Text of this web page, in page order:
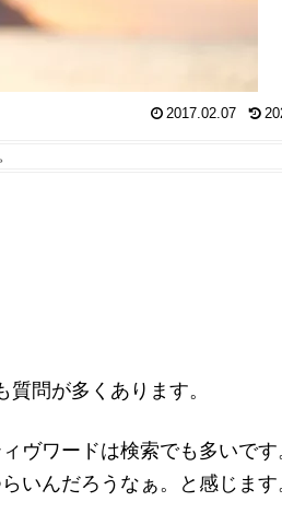
2017.02.07
問が多くあります。
ヴワードは検索でも多いで
いんだろうなぁ。と感じます